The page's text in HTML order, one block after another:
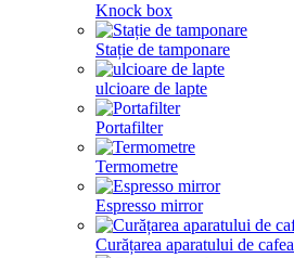
Knock box
Stație de tamponare
ulcioare de lapte
Portafilter
Termometre
Espresso mirror
Curățarea aparatului de cafea